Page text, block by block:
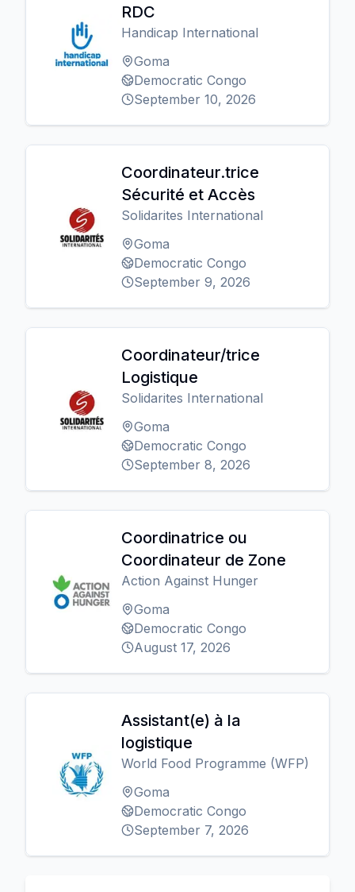
RDC
Handicap International
Goma
Democratic Congo
September 10, 2026
Coordinateur.trice
Sécurité et Accès
Solidarites International
Goma
Democratic Congo
September 9, 2026
Coordinateur/trice
Logistique
Solidarites International
Goma
Democratic Congo
September 8, 2026
Coordinatrice ou
Coordinateur de Zone
Action Against Hunger
Goma
Democratic Congo
August 17, 2026
Assistant(e) à la
logistique
World Food Programme (WFP)
Goma
Democratic Congo
September 7, 2026